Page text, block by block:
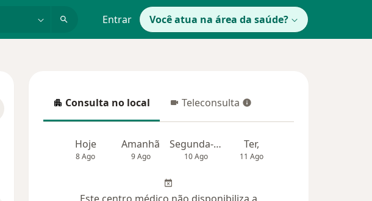
Entrar Você atua na área da saúde?
Consulta no local
Consulta no local Teleconsulta
Teleconsulta
Hoje
8 Ago
Amanhã
9 Ago
Segunda-feira
10 Ago
Ter,
11 Ago